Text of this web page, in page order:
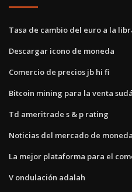
Tasa de cambio del euro a la
Descargar icono de moneda
Comercio de precios jb hi fi
Bitcoin mining para la venta
Td ameritrade s & p rating
Noticias del mercado de
La mejor plataforma para el
V ondulación adalah